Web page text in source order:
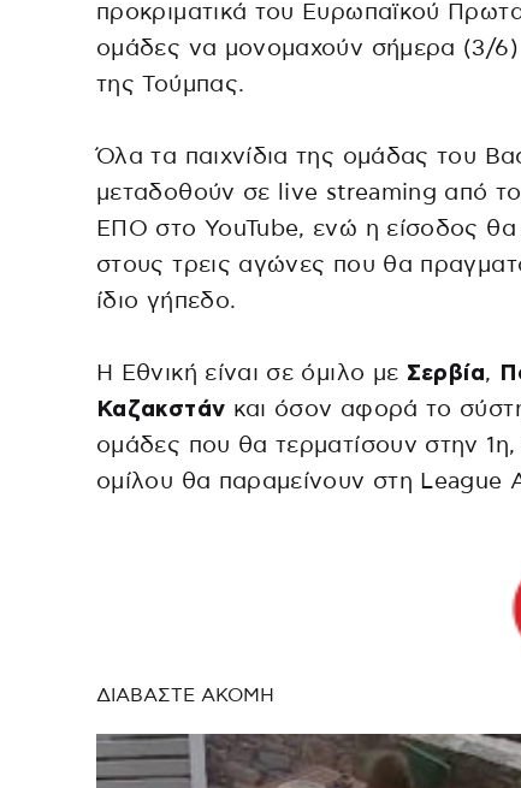
προκριματικά του Ευρωπαϊκού
ομάδες να μονομαχούν σήμερα (3/6)
της Τούμπας.
Όλα τα παιχνίδια της ομάδας του
μεταδοθούν σε live streaming από
ΕΠΟ στο YouTube, ενώ η είσοδος θα
στους τρεις αγώνες που θα
ίδιο γήπεδο.
Η Εθνική είναι σε όμιλο με Σερβία,
Καζακστάν και όσον αφορά το
ομάδες που θα τερματίσουν στην
ομίλου θα παραμείνουν στη League
ΔΙΑΒΑΣΤΕ ΑΚΟΜΗ